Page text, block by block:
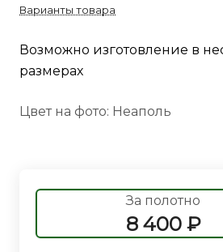
Варианты товара
Возможно изготовление в
размерах
Цвет на фото: Неаполь
За полотно
8 400 ₽